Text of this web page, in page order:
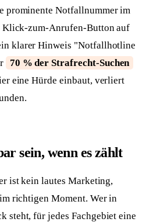
prominente Notfallnummer im
Klick-zum-Anrufen-Button auf
klarer Hinweis "Notfallhotline
70 % der Strafrecht-Suchen
eine Hürde einbaut, verliert
sein, wenn es zählt
ist kein lautes Marketing,
richtigen Moment. Wer in
steht, für jedes Fachgebiet eine
Antwort in 24 h